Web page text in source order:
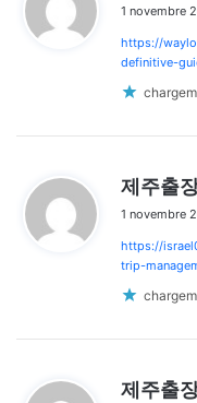
1 novembre
https://
definitive-
제주출
1 novembre
https://
trip-
제주출